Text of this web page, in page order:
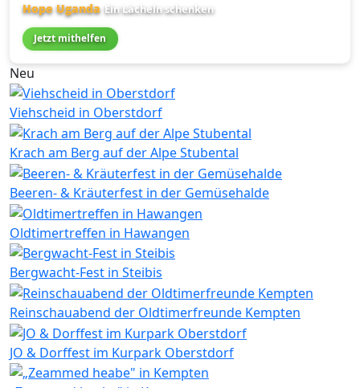
Hope Uganda Ein Lächeln schenken
Jetzt mithelfen
Neu
Viehscheid in Oberstdorf
Krach am Berg auf der Alpe Stubental
Beeren- & Kräuterfest in der Gemüsehalde
Oldtimertreffen in Hawangen
Bergwacht-Fest in Steibis
Reinschauabend der Oldtimerfreunde Kempten
JO & Dorffest im Kurpark Oberstdorf